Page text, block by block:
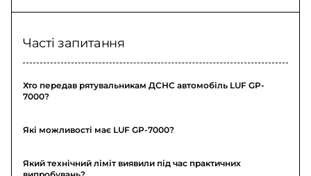
Часті запитання
Хто передав рятувальникам ДСНС автомобіль LUF GP-
7000?
Які можливості має LUF GP-7000?
Який технічний ліміт виявили під час практичних